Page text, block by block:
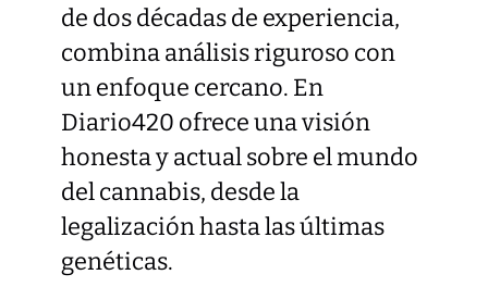
de dos décadas de experiencia,
combina análisis riguroso con
un enfoque cercano. En
Diario420 ofrece una visión
honesta y actual sobre el mundo
del cannabis, desde la
legalización hasta las últimas
genéticas.